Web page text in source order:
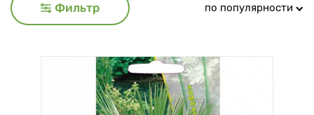
Фильтр по популярности